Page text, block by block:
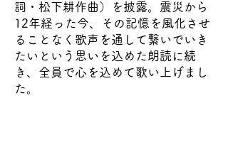
詞・松下耕作曲）を披露。震災から
12年経った今、その記憶を風化させ
ることなく歌声を通して繋いでいき
たいという思いを込めた朗読に続
き、全員で心を込めて歌い上げまし
た。